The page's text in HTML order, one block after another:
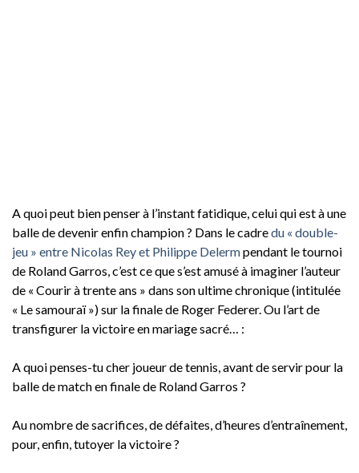
A quoi peut bien penser à l’instant fatidique, celui qui est à une
balle de devenir enfin champion ? Dans le cadredu « double-
jeu » entre Nicolas Rey et Philippe Delermpendant le tournoi
de Roland Garros, c’est ce que s’est amusé à imaginer l’auteur
de « Courir à trente ans » dans son ultime chronique (intitulée
« Le samouraï ») sur la finale de Roger Federer. Ou l’art de
transfigurer la victoire en mariage sacré… :
A quoi penses-tu cher joueur de tennis, avant de servir pour la
balle de match en finale de Roland Garros ?
Au nombre de sacrifices, de défaites, d’heures d’entraînement,
pour, enfin, tutoyer la victoire ?